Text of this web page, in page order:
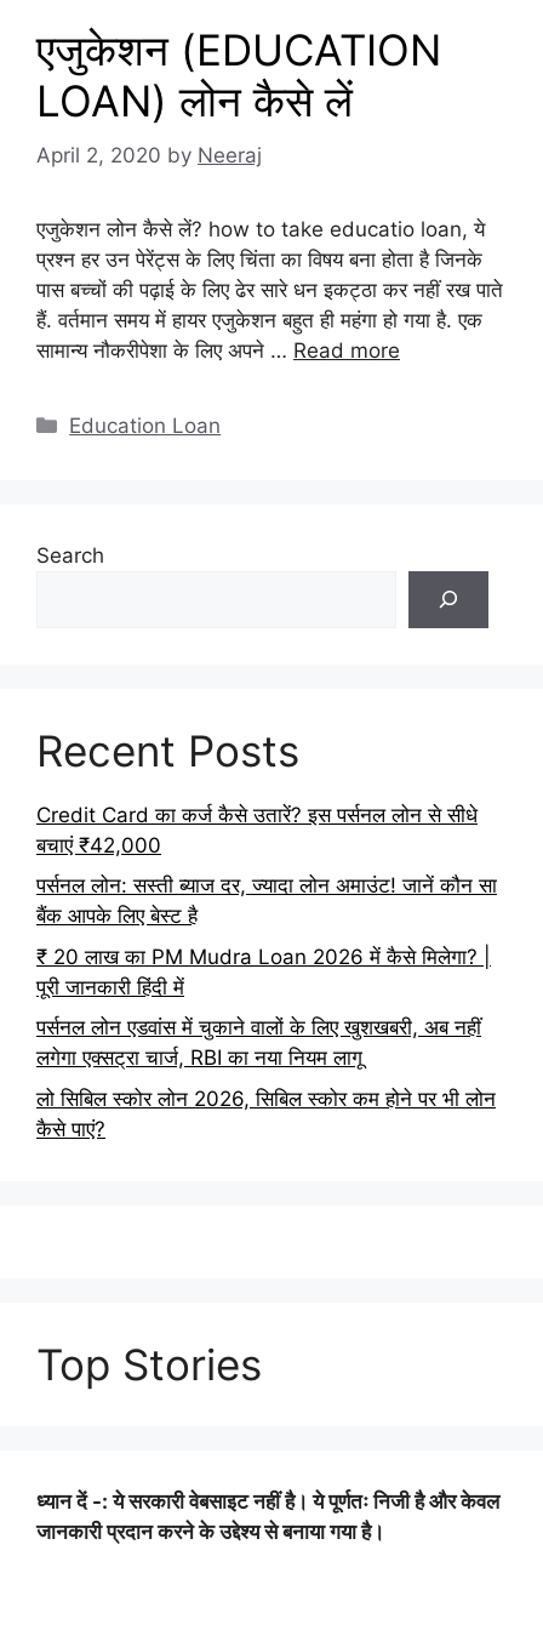
एजुकेशन (EDUCATION
LOAN) लोन कैसे लें
April 2, 2020 by Neeraj
एजुकेशन लोन कैसे लें? how to take educatio loan, ये
प्रश्न हर उन पेरेंट्स के लिए चिंता का विषय बना होता है जिनके
पास बच्चों की पढ़ाई के लिए ढेर सारे धन इकट्ठा कर नहीं रख पाते
हैं. वर्तमान समय में हायर एजुकेशन बहुत ही महंगा हो गया है. एक
सामान्य नौकरीपेशा के लिए अपने … Read more
Categories
Education Loan
Search
Recent Posts
Credit Card का कर्ज कैसे उतारें? इस पर्सनल लोन से सीधे
बचाएं ₹42,000
पर्सनल लोन: सस्ती ब्याज दर, ज्यादा लोन अमाउंट! जानें कौन सा
बैंक आपके लिए बेस्ट है
₹ 20 लाख का PM Mudra Loan 2026 में कैसे मिलेगा? |
पूरी जानकारी हिंदी में
पर्सनल लोन एडवांस में चुकाने वालों के लिए खुशखबरी, अब नहीं
लगेगा एक्सट्रा चार्ज, RBI का नया नियम लागू
लो सिबिल स्कोर लोन 2026, सिबिल स्कोर कम होने पर भी लोन
कैसे पाएं?
Top Stories
ध्यान दें -: ये सरकारी वेबसाइट नहीं है। ये पूर्णतः निजी है और केवल
जानकारी प्रदान करने के उद्देश्य से बनाया गया है।